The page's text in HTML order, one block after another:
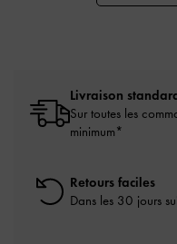
Livraison
Sur toutes les
minimum*
Retours faciles
Dans les 30 jours